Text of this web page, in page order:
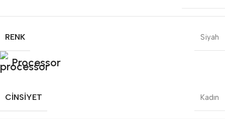
RENK Siyah
Processor
CINSIYET Kadın